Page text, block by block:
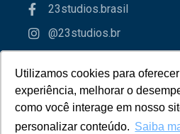
Utilizamos cookies para
experiência, melhorar o
como você interage em nosso
personalizar conteúdo. Saiba
Utilizamos cookies para
experiência, melhorar o
como você interage em nosso
personalizar conteúdo. Saiba
23studios.brasil
@23studios.br
Parceiros